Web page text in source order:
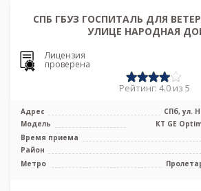
СПБ ГБУЗ ГОСПИТАЛЬ ДЛЯ
УЛИЦЕ НАРОДНАЯ
Лицензия
проверена
Рейтинг: 4.0 из 5
Адрес
СПб, ул.
Модель
КТ GE
Время приема
Район
Метро